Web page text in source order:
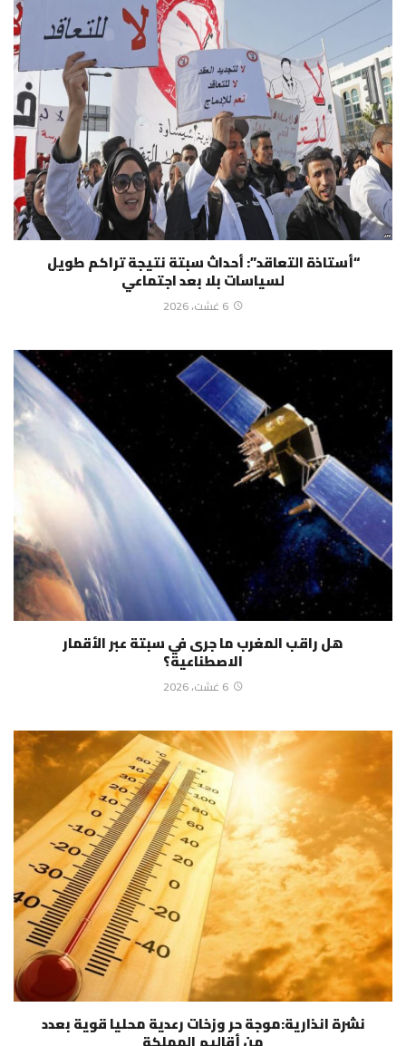
“أستاذة التعاقد”: أحداث سبتة نتيجة تراكم طويل
لسياسات بلا بعد اجتماعي
6 غشت، 2026
هل راقب المغرب ما جرى في سبتة عبر الأقمار
الاصطناعية؟
6 غشت، 2026
نشرة انذارية:موجة حر وزخات رعدية محليا قوية بعدد